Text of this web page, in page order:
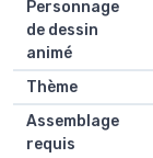
Personnage
de dessin
animé
Thème
Assemblage
requis